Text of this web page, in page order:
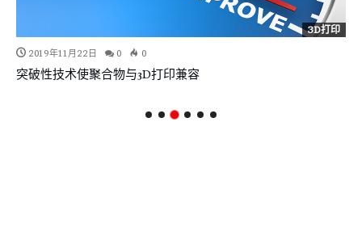
环保/回收/循环经济
2019年11月18日 0 0
贝里联手SABIC进行循环聚合物生产及应用